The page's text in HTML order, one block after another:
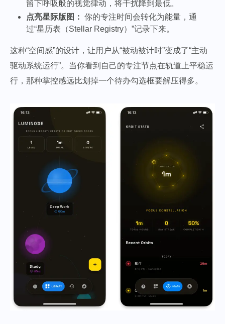
留下呼吸般的视觉律动，将干扰降到最低。
点亮星际版图： 你的专注时间会转化为能量，通
过“星历表（Stellar Registry）”记录下来。
这种“空间感”的设计，让用户从“被动被计时”变成了“主动
驱动系统运行”。当你看到自己的专注节点在轨道上平稳运
行，那种掌控感远比划掉一个待办勾选框要解压得多。